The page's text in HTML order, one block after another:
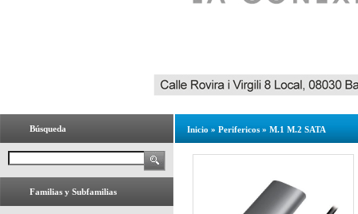
Búsqueda
Familias y Subfamilias
Inicio » Perifericos » M.1 M.2 SATA